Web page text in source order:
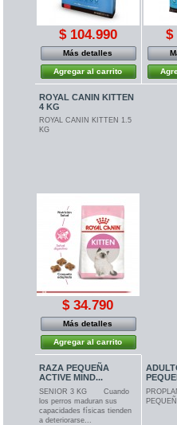
$ 104.990
Más detalles
Agregar al carrito
$
ROYAL CANIN KITTEN
4 KG
ROYAL CANIN KITTEN 1.5
KG
$ 34.790
Más detalles
Agregar al carrito
RAZA PEQUEÑA
ACTIVE MIND...
SENIOR 3 KG Cuando
los perros maduran sus
capacidades físicas tienden
a deteriorarse...